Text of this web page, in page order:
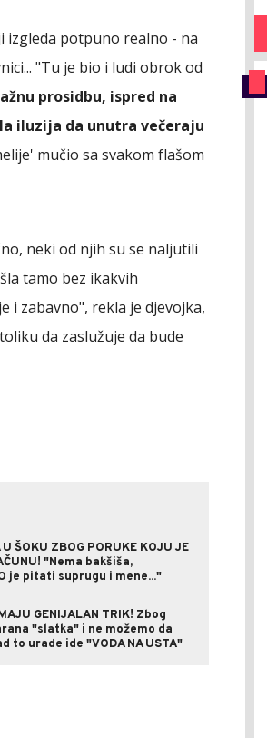
potpuno realno - na
"Tu je bio i ludi obrok od
prosidbu, ispred na
iluzija da unutra večeraju
mučio sa svakom flašom
neki od njih su se naljutili
tamo bez ikakvih
i zabavno", rekla je djevojka,
da zaslužuje da bude
U ŠOKU ZBOG PORUKE KOJU JE
"Nema bakšiša,
je pitati suprugu i mene..."
GENIJALAN TRIK! Zbog
"slatka" i ne možemo da
to urade ide "VODA NA USTA"